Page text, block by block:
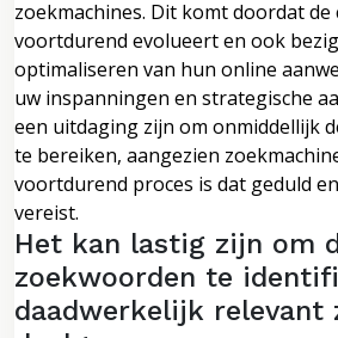
zoekmachines. Dit komt doordat
voortdurend evolueert en ook
optimaliseren van hun online
uw inspanningen en strategische
een uitdaging zijn om onmiddellijk
te bereiken, aangezien
voortdurend proces is dat geduld
vereist.
Het kan lastig zijn om
zoekwoorden te
daadwerkelijk relevant